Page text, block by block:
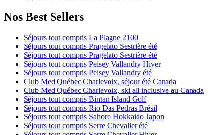
Nos Best Sellers
Séjours tout compris La Plagne 2100
Séjours tout compris Pragelato Sestrière été
Séjours tout compris Pragelato Sestrière été
Séjours tout compris Peisey Vallandry Hiver
Séjours tout compris Peisey Vallandry été
Club Med Québec Charlevoix, séjour été Canada
Club Med Québec Charlevoix, ski all inclusive au Canada
Séjours tout compris Bintan Island Golf
Séjours tout compris Rio Das Pedras Brésil
Séjours tout compris Sahoro Hokkaido Japon
Séjours tout compris Serre Chevalier été